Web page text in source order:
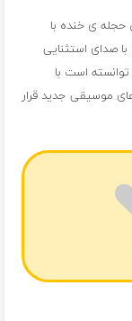
ی خنده با
با صدای استثنایی
است با
موسیقی جدید قرار